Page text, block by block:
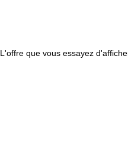
L'offre que vous essayez